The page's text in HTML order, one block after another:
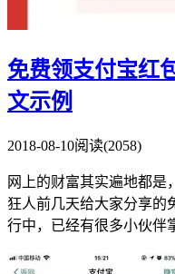
免费领支付宝红
文示例
2018-08-10阅读(2058)
网上的财富其实遍地都是
狂人前几天给大家分享的
行中，已经有很多小伙伴